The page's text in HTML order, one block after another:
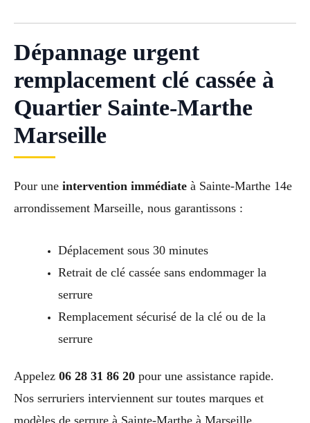
Dépannage urgent
remplacement clé cassée à
Quartier Sainte-Marthe
Marseille
Pour une intervention immédiate à Sainte-Marthe 14e
arrondissement Marseille, nous garantissons :
Déplacement sous 30 minutes
Retrait de clé cassée sans endommager la
serrure
Remplacement sécurisé de la clé ou de la
serrure
Appelez 06 28 31 86 20 pour une assistance rapide.
Nos serruriers interviennent sur toutes marques et
modèles de serrure à Sainte-Marthe à Marseille.